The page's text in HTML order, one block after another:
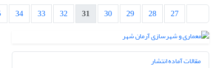
27
28
29
30
31
32
33
34
مقالات آماده انتشار